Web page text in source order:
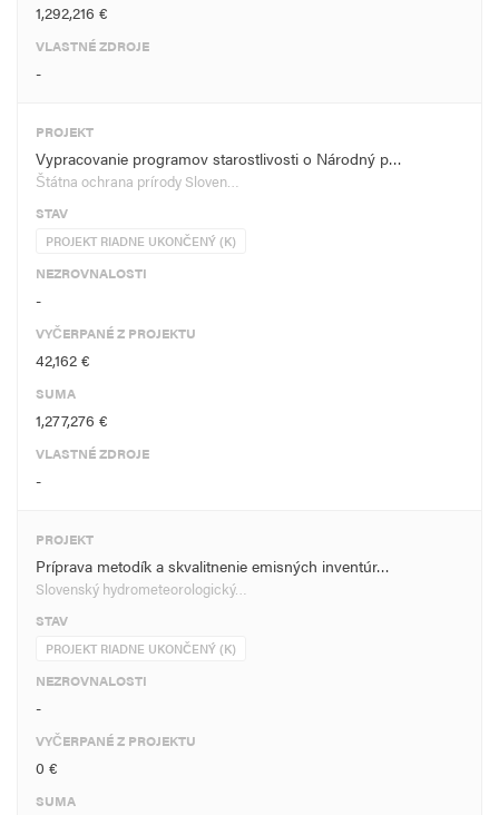
1,292,216 €
VLASTNÉ ZDROJE
-
PROJEKT
Vypracovanie programov starostlivosti o Národný p…
Štátna ochrana prírody Sloven…
STAV
PROJEKT RIADNE UKONČENÝ (K)
NEZROVNALOSTI
-
VYČERPANÉ Z PROJEKTU
42,162 €
SUMA
1,277,276 €
VLASTNÉ ZDROJE
-
PROJEKT
Príprava metodík a skvalitnenie emisných inventúr…
Slovenský hydrometeorologický…
STAV
PROJEKT RIADNE UKONČENÝ (K)
NEZROVNALOSTI
-
VYČERPANÉ Z PROJEKTU
0 €
SUMA